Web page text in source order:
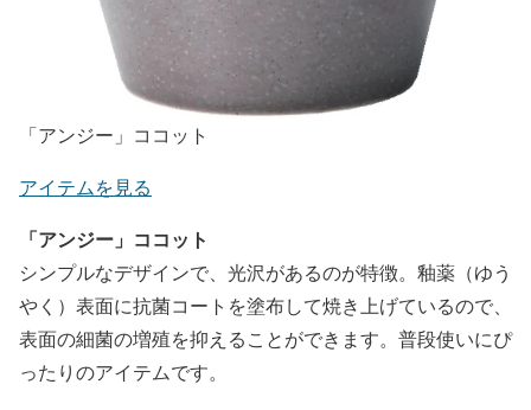
「アンジー」ココット
アイテムを見る
「アンジー」ココット
シンプルなデザインで、光沢があるのが特徴。釉薬（ゆう
やく）表面に抗菌コートを塗布して焼き上げているので、
表面の細菌の増殖を抑えることができます。普段使いにぴ
ったりのアイテムです。